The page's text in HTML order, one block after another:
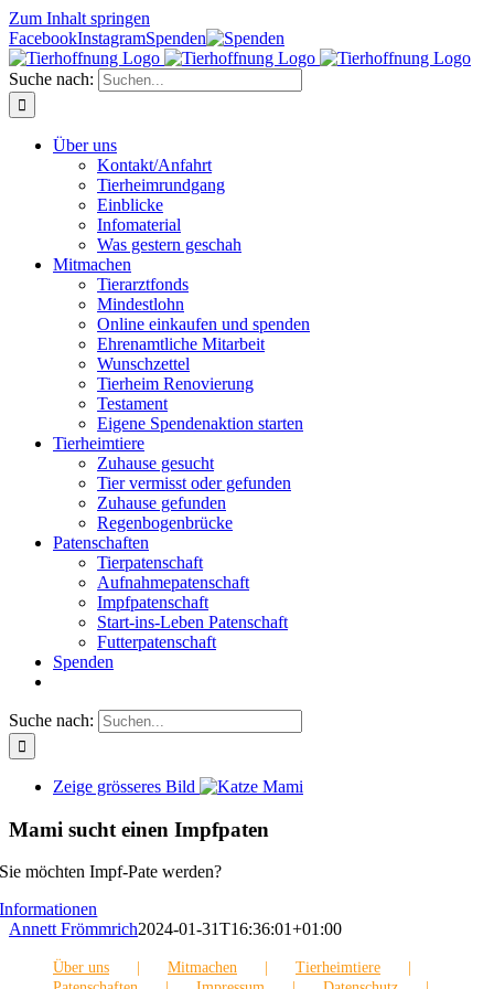
Zum Inhalt springen
FacebookInstagramSpenden
Suche nach:
Über uns
Kontakt/Anfahrt
Tierheimrundgang
Einblicke
Infomaterial
Was gestern geschah
Mitmachen
Tierarztfonds
Mindestlohn
Online einkaufen und spenden
Ehrenamtliche Mitarbeit
Wunschzettel
Tierheim Renovierung
Testament
Eigene Spendenaktion starten
Tierheimtiere
Zuhause gesucht
Tier vermisst oder gefunden
Zuhause gefunden
Regenbogenbrücke
Patenschaften
Tierpatenschaft
Aufnahmepatenschaft
Impfpatenschaft
Start-ins-Leben Patenschaft
Futterpatenschaft
Spenden
Suche nach:
Zeige grösseres Bild
Mami sucht einen Impfpaten
Sie möchten Impf-Pate werden?
Informationen
Annett Frömmrich2024-01-31T16:36:01+01:00
Über uns Mitmachen
Tierheimtiere